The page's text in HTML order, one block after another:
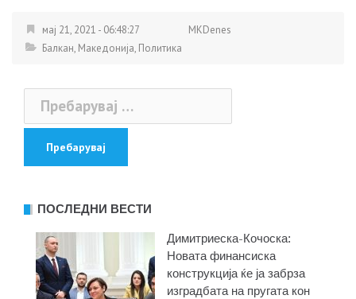
мај 21, 2021 - 06:48:27
MKDenes
Балкан, Македонија, Политика
Пребарувај
за:
ПОСЛЕДНИ ВЕСТИ
Димитриеска-Кочоска:
Новата финансиска
конструкција ќе ја забрза
изградбата на пругата кон